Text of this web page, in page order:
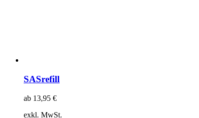
SASrefill
ab 13,95 €
exkl. MwSt.